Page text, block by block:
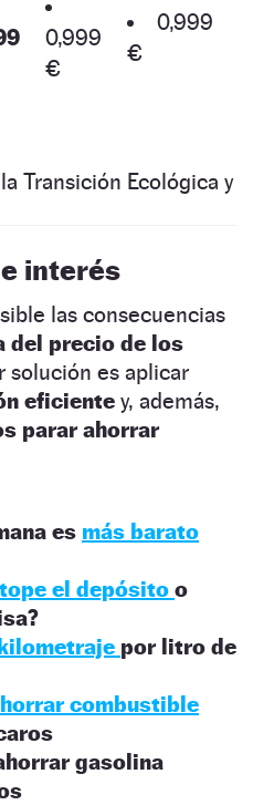
0,999
€
0,999
€
Transición Ecológica y
interés
las consecuencias
del precio de los
solución es aplicar
eficiente y, además,
parar ahorrar
es más barato
el depósito o
por litro de
combustible
gasolina